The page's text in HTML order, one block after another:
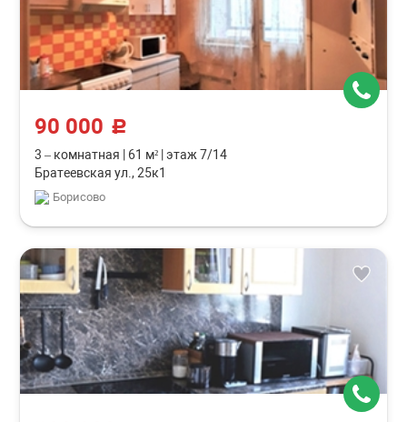
90 000 c
3 – комнатная 61 м² этаж 7/14
Братеевская ул., 25к1
Борисово